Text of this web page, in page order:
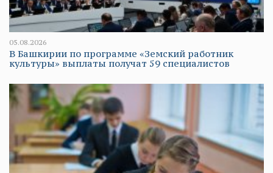
05.08.2026
В Башкирии по программе «Земский работник
культуры» выплаты получат 59 специалистов